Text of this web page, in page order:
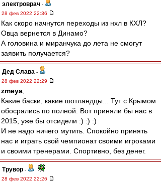
электроврач -
28 фев 2022 22:36
Как скоро начнутся переходы из нхл в КХЛ?
Овца вернется в Динамо?
А головина и миранчука до лета не смогут
заявить получается?
Дед Слава -
28 фев 2022 22:29
zmeya
Какие баски, какие шотландцы... Тут с Крымом
обосрались по полной. Вот приняли бы нас в
2015, уже бы отсидели :) :) :)
И не надо ничего мутить. Спокойно принять
нас и играть свой чемпионат своими игроками
и своими тренерами. Спортивно, без денег.
Трувор -
28 фев 2022 22:26